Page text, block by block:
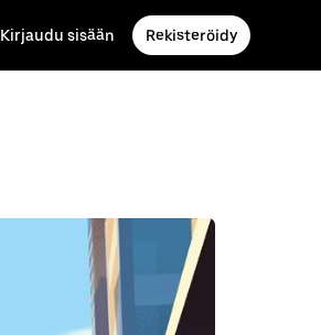
Kirjaudu sisään Rekisteröidy